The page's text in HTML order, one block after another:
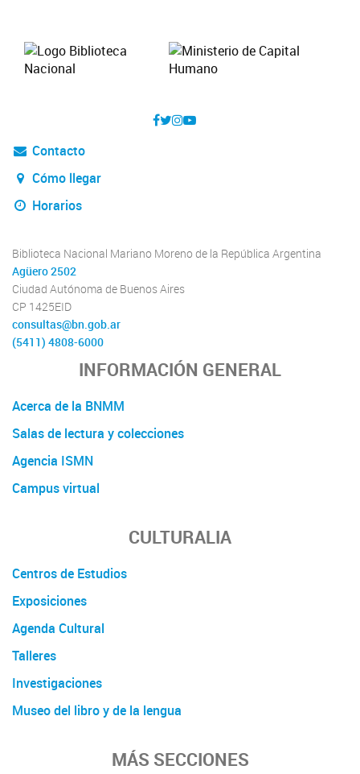
Contacto
Cómo llegar
Horarios
Biblioteca Nacional Mariano Moreno de la República Argentina
Agüero 2502
Ciudad Autónoma de Buenos Aires
CP 1425EID
consultas@bn.gob.ar
(5411) 4808-6000
INFORMACIÓN GENERAL
Acerca de la BNMM
Salas de lectura y colecciones
Agencia ISMN
Campus virtual
CULTURALIA
Centros de Estudios
Exposiciones
Agenda Cultural
Talleres
Investigaciones
Museo del libro y de la lengua
MÁS SECCIONES